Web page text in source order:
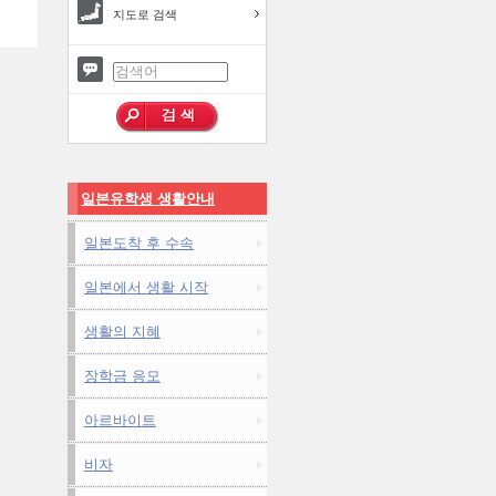
지도로 검색
일본유학생 생활안내
일본도착 후 수속
일본에서 생활 시작
생활의 지혜
장학금 응모
아르바이트
비자